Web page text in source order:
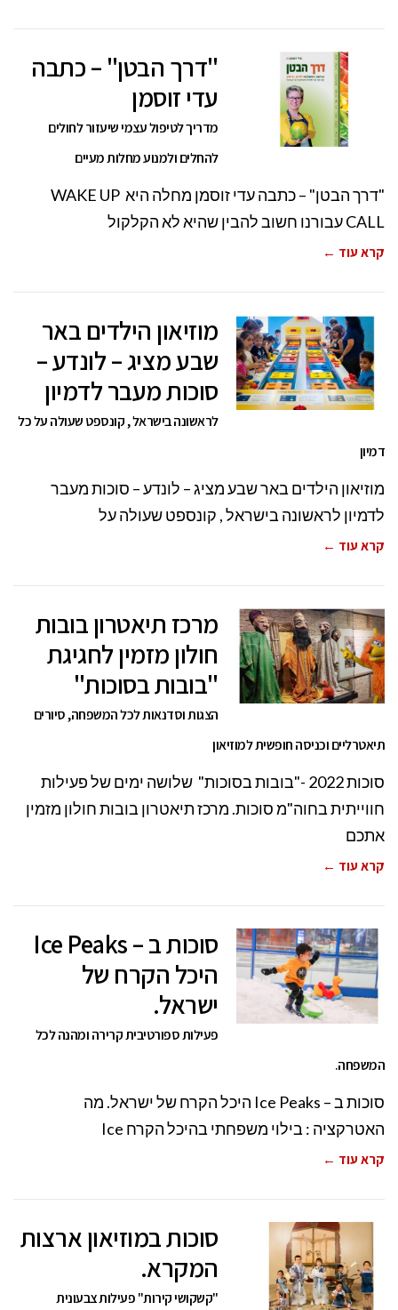
"דרך הבטן" – כתבה
עדי זוסמן
מדריך לטיפול עצמי שיעזור לחולים
להחלים ולמנוע מחלות מעיים
"דרך הבטן" – כתבה עדי זוסמן מחלה היא WAKE UP
CALL עבורנו חשוב להבין שהיא לא הקלקול
קרא עוד ←
מוזיאון הילדים באר
שבע מציג – לונדע –
סוכות מעבר לדמיון
לראשונה בישראל , קונספט שעולה על כל
דמיון
מוזיאון הילדים באר שבע מציג – לונדע – סוכות מעבר
לדמיון לראשונה בישראל , קונספט שעולה על
קרא עוד ←
מרכז תיאטרון בובות
חולון מזמין לחגיגת
"בובות בסוכות"
הצגות וסדנאות לכל המשפחה, סיורים
תיאטרליים וכניסה חופשית למוזיאון
סוכות 2022 -"בובות בסוכות" שלושה ימים של פעילות
חווייתית בחוה"מ סוכות. מרכז תיאטרון בובות חולון מזמין
אתכם
קרא עוד ←
סוכות ב – Ice Peaks
היכל הקרח של
ישראל.
פעילות ספורטיבית קרירה ומהנה לכל
המשפחה.
סוכות ב – Ice Peaks היכל הקרח של ישראל. מה
האטרקציה : בילוי משפחתי בהיכל הקרח Ice
קרא עוד ←
סוכות במוזיאון ארצות
המקרא.
"קשקושי קירות" פעילות צבעונית